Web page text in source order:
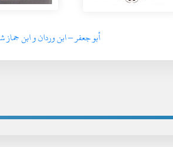
أبو جعفر – ابن وردان و ابن جماز